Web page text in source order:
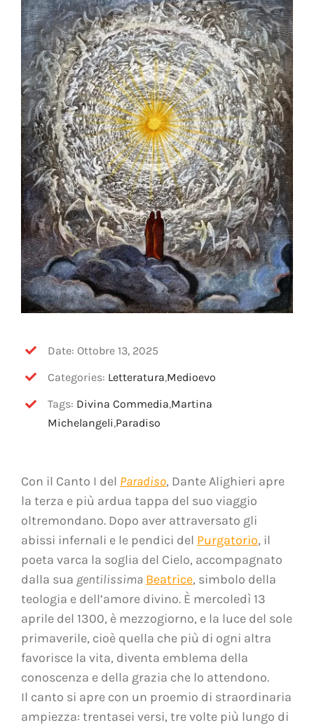
OFF TOPIC
CONTATTI
Cerca
per:
Date: Ottobre 13, 2025
Categories: Letteratura,Medioevo
Tags: Divina Commedia,Martina
Michelangeli,Paradiso
Con il Canto I del Paradiso, Dante Alighieri apre
la terza e più ardua tappa del suo viaggio
oltremondano. Dopo aver attraversato gli
abissi infernali e le pendici del Purgatorio, il
poeta varca la soglia del Cielo, accompagnato
dalla sua gentilissima Beatrice, simbolo della
teologia e dell’amore divino. È mercoledì 13
aprile del 1300, è mezzogiorno, e la luce del sole
primaverile, cioè quella che più di ogni altra
favorisce la vita, diventa emblema della
conoscenza e della grazia che lo attendono.
Il canto si apre con un proemio di straordinaria
ampiezza: trentasei versi, tre volte più lungo di